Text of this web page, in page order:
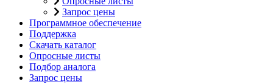
Запрос цены
Программное обеспечение
Поддержка
Скачать каталог
Опросные листы
Подбор аналога
Запрос цены